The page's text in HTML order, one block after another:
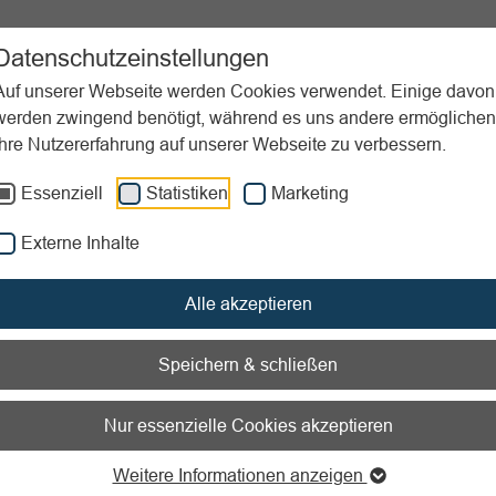
unserer Webseite werden Cookies verwendet. Einige davon
zwingend benötigt, während es uns andere
Nutzererfahrung auf unserer Webseite zu verbessern.
Essenziell Statistiken Marketing
Externe Inhalte
Alle akzeptieren
Speichern & schließen
Nur essenzielle Cookies akzeptieren
Weitere Informationen anzeigen
Unterstützung Aktuelles
Durchführungsphase
zum Readspeaker öffnen
bei Veranstaltungen